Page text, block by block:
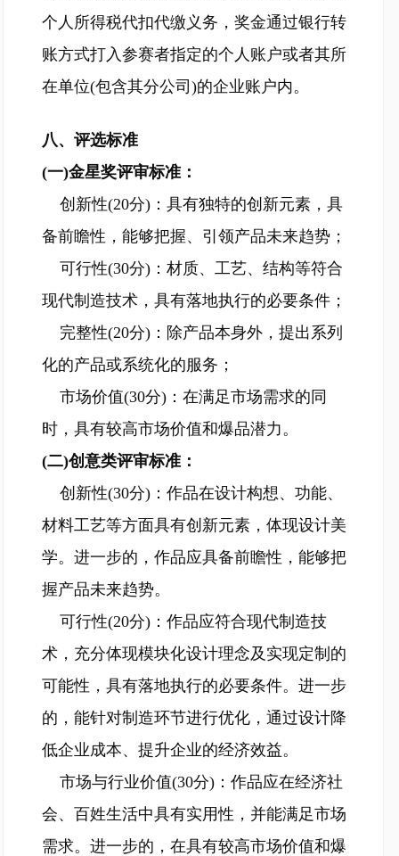
个人所得税代扣代缴义务，奖金通过银行转
账方式打入参赛者指定的个人账户或者其所
在单位(包含其分公司)的企业账户内。
八、评选标准
(一)金星奖评审标准：
创新性(20分)：具有独特的创新元素，具
备前瞻性，能够把握、引领产品未来趋势；
可行性(30分)：材质、工艺、结构等符合
现代制造技术，具有落地执行的必要条件；
完整性(20分)：除产品本身外，提出系列
化的产品或系统化的服务；
市场价值(30分)：在满足市场需求的同
时，具有较高市场价值和爆品潜力。
(二)创意类评审标准：
创新性(30分)：作品在设计构想、功能、
材料工艺等方面具有创新元素，体现设计美
学。进一步的，作品应具备前瞻性，能够把
握产品未来趋势。
可行性(20分)：作品应符合现代制造技
术，充分体现模块化设计理念及实现定制的
可能性，具有落地执行的必要条件。进一步
的，能针对制造环节进行优化，通过设计降
低企业成本、提升企业的经济效益。
市场与行业价值(30分)：作品应在经济社
会、百姓生活中具有实用性，并能满足市场
需求。进一步的，在具有较高市场价值和爆